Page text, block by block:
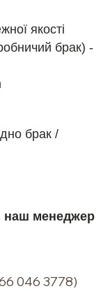
якості
брак) -
брак /
наш менеджер
046 3778)